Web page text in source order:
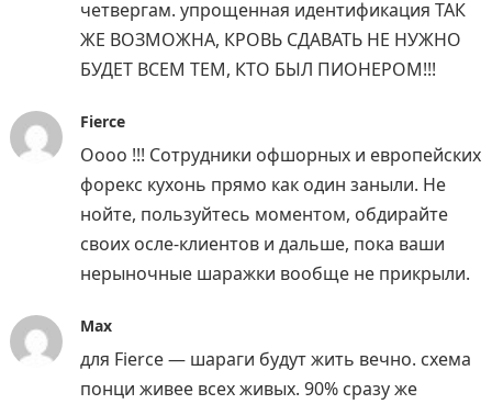
четвергам. упрощенная идентификация ТАК
ЖЕ ВОЗМОЖНА, КРОВЬ СДАВАТЬ НЕ НУЖНО
БУДЕТ ВСЕМ ТЕМ, КТО БЫЛ ПИОНЕРОМ!!!
Fierce
Оооо !!! Сотрудники офшорных и европейских
форекс кухонь прямо как один заныли. Не
нойте, пользуйтесь моментом, обдирайте
своих осле-клиентов и дальше, пока ваши
нерыночные шаражки вообще не прикрыли.
Max
для Fierce — шараги будут жить вечно. схема
понци живее всех живых. 90% сразу же